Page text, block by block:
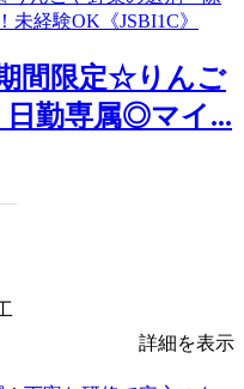
間限定☆りんご
日勤専属◎マイ...
詳細を表示